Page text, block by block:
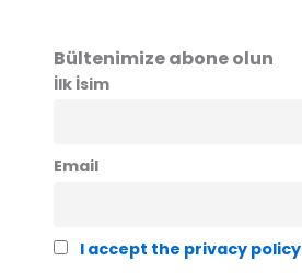
Bültenimize abone olun
İlk İsim
Email
I accept the privacy policy